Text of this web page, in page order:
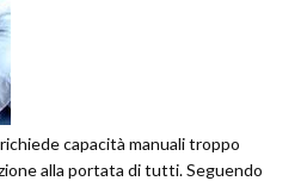
capacità manuali troppo
alla portata di tutti. Seguendo